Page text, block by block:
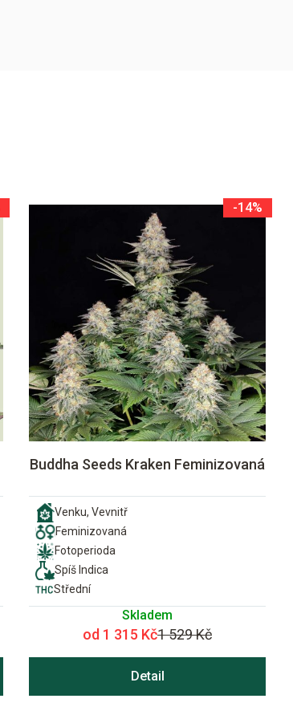
-14%
Buddha Seeds Kraken Feminizovaná
Venku, Vevnitř
Feminizovaná
Fotoperioda
Spíš Indica
Střední
Skladem
od 1 315 Kč1 529 Kč
Detail